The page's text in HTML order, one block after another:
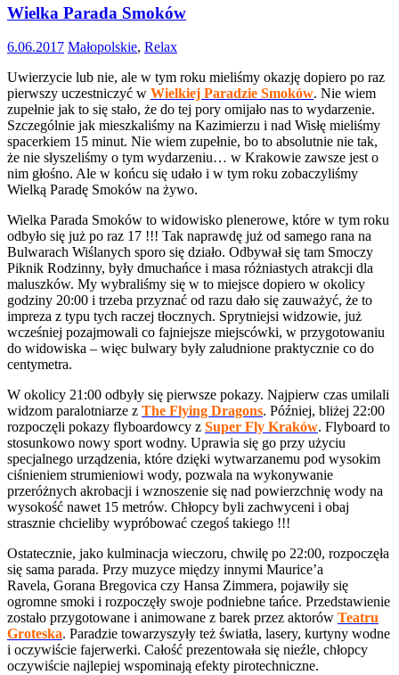
Wielka Parada Smoków
6.06.2017 Małopolskie, Relax
Uwierzycie lub nie, ale w tym roku mieliśmy okazję dopiero po raz
pierwszy uczestniczyć w Wielkiej Paradzie Smoków. Nie wiem
zupełnie jak to się stało, że do tej pory omijało nas to wydarzenie.
Szczególnie jak mieszkaliśmy na Kazimierzu i nad Wisłę mieliśmy
spacerkiem 15 minut. Nie wiem zupełnie, bo to absolutnie nie tak,
że nie słyszeliśmy o tym wydarzeniu… w Krakowie zawsze jest o
nim głośno. Ale w końcu się udało i w tym roku zobaczyliśmy
Wielką Paradę Smoków na żywo.
Wielka Parada Smoków to widowisko plenerowe, które w tym roku
odbyło się już po raz 17 !!! Tak naprawdę już od samego rana na
Bulwarach Wiślanych sporo się działo. Odbywał się tam Smoczy
Piknik Rodzinny, były dmuchańce i masa różniastych atrakcji dla
maluszków. My wybraliśmy się w to miejsce dopiero w okolicy
godziny 20:00 i trzeba przyznać od razu dało się zauważyć, że to
impreza z typu tych raczej tłocznych. Sprytniejsi widzowie, już
wcześniej pozajmowali co fajniejsze miejscówki, w przygotowaniu
do widowiska – więc bulwary były zaludnione praktycznie co do
centymetra.
W okolicy 21:00 odbyły się pierwsze pokazy. Najpierw czas umilali
widzom paralotniarze z The Flying Dragons. Później, bliżej 22:00
rozpoczęli pokazy flyboardowcy z Super Fly Kraków. Flyboard to
stosunkowo nowy sport wodny. Uprawia się go przy użyciu
specjalnego urządzenia, które dzięki wytwarzanemu pod wysokim
ciśnieniem strumieniowi wody, pozwala na wykonywanie
przeróżnych akrobacji i wznoszenie się nad powierzchnię wody na
wysokość nawet 15 metrów. Chłopcy byli zachwyceni i obaj
strasznie chcieliby wypróbować czegoś takiego !!!
Ostatecznie, jako kulminacja wieczoru, chwilę po 22:00, rozpoczęła
się sama parada. Przy muzyce między innymi Maurice’a
Ravela, Gorana Bregovica czy Hansa Zimmera, pojawiły się
ogromne smoki i rozpoczęły swoje podniebne tańce. Przedstawienie
zostało przygotowane i animowane z barek przez aktorów Teatru
Groteska. Paradzie towarzyszyły też światła, lasery, kurtyny wodne
i oczywiście fajerwerki. Całość prezentowała się nieźle, chłopcy
oczywiście najlepiej wspominają efekty pirotechniczne.